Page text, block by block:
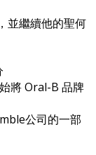
並繼續他的聖何
將 Oral-B 品牌
公司的一部